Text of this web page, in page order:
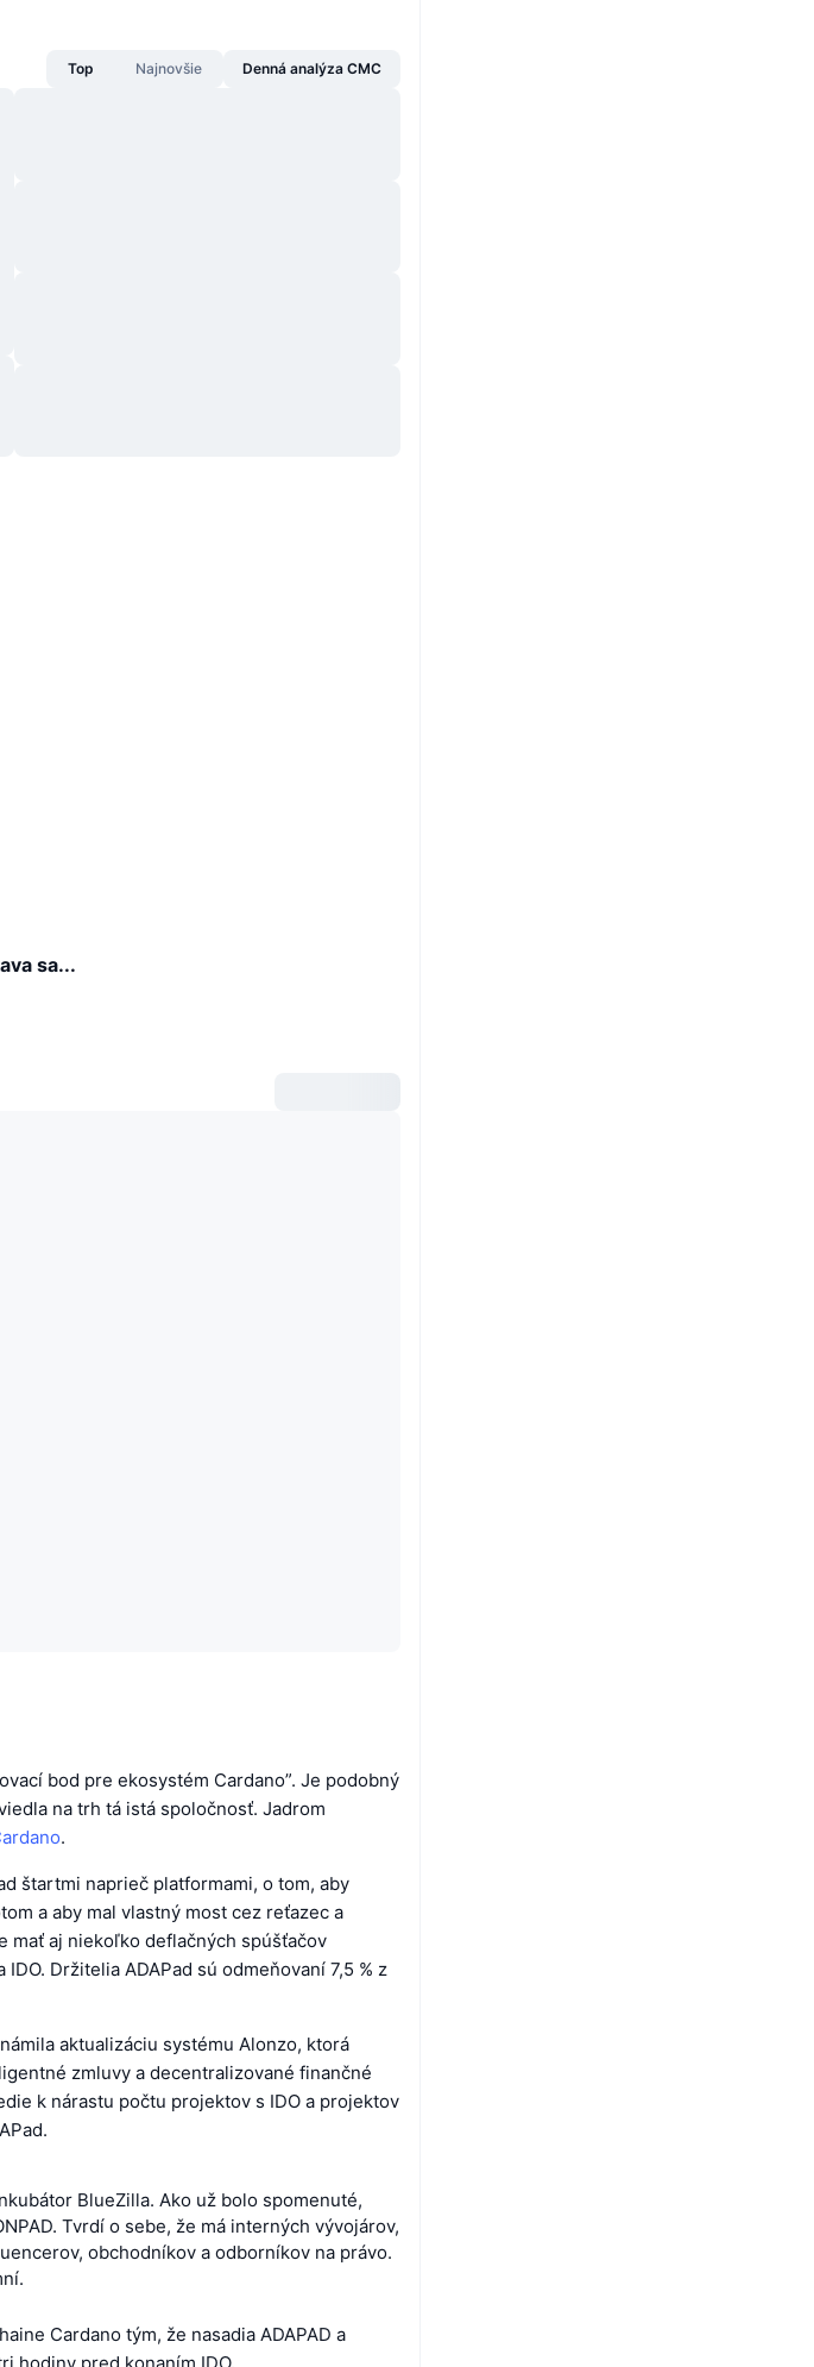
Top Najnovšie Denná analýza CMC
sa...
bod pre ekosystém Cardano”. Je podobný
na trh tá istá spoločnosť. Jadrom
.
štartmi naprieč platformami, o tom, aby
a aby mal vlastný most cez reťazec a
mať aj niekoľko deflačných spúšťačov
Držitelia ADAPad sú odmeňovaní 7,5 % z
aktualizáciu systému Alonzo, ktorá
zmluvy a decentralizované finančné
k nárastu počtu projektov s IDO a projektov
BlueZilla. Ako už bolo spomenuté,
Tvrdí o sebe, že má interných vývojárov,
obchodníkov a odborníkov na právo.
Cardano tým, že nasadia ADAPAD a